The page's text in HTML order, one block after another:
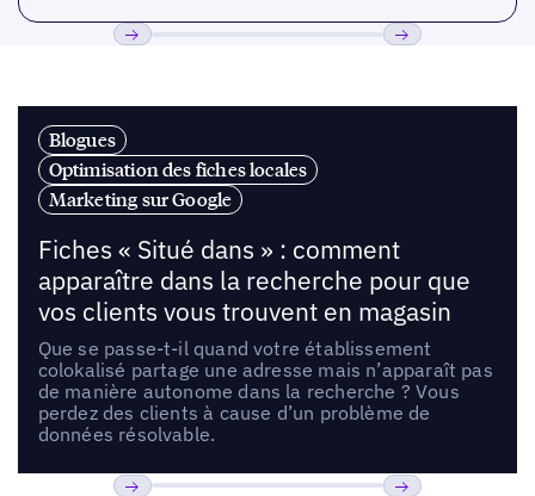
Blogues
Optimisation des fiches locales
Marketing sur Google
Fiches « Situé dans » : comment
apparaître dans la recherche pour que
vos clients vous trouvent en magasin
Que se passe-t-il quand votre établissement
colokalisé partage une adresse mais n’apparaît pas
de manière autonome dans la recherche ? Vous
perdez des clients à cause d’un problème de
données résolvable.